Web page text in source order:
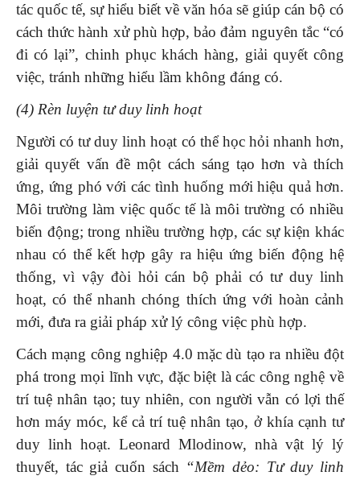
tác quốc tế, sự hiểu biết về văn hóa sẽ giúp cán bộ có
cách thức hành xử phù hợp, bảo đảm nguyên tắc “có
đi có lại”, chinh phục khách hàng, giải quyết công
việc, tránh những hiểu lầm không đáng có.
(4) Rèn luyện tư duy linh hoạt
Người có tư duy linh hoạt có thể học hỏi nhanh hơn,
giải quyết vấn đề một cách sáng tạo hơn và thích
ứng, ứng phó với các tình huống mới hiệu quả hơn.
Môi trường làm việc quốc tế là môi trường có nhiều
biến động; trong nhiều trường hợp, các sự kiện khác
nhau có thể kết hợp gây ra hiệu ứng biến động hệ
thống, vì vậy đòi hỏi cán bộ phải có tư duy linh
hoạt, có thể nhanh chóng thích ứng với hoàn cảnh
mới, đưa ra giải pháp xử lý công việc phù hợp.
Cách mạng công nghiệp 4.0 mặc dù tạo ra nhiều đột
phá trong mọi lĩnh vực, đặc biệt là các công nghệ về
trí tuệ nhân tạo; tuy nhiên, con người vẫn có lợi thế
hơn máy móc, kể cả trí tuệ nhân tạo, ở khía cạnh tư
duy linh hoạt. Leonard Mlodinow, nhà vật lý lý
thuyết, tác giả cuốn sách “Mềm dẻo: Tư duy linh